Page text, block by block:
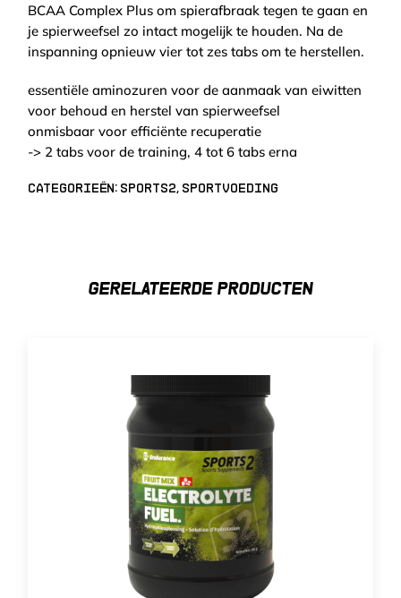
BCAA Complex Plus om spierafbraak tegen te gaan en
je spierweefsel zo intact mogelijk te houden. Na de
inspanning opnieuw vier tot zes tabs om te herstellen.
essentiële aminozuren voor de aanmaak van eiwitten
voor behoud en herstel van spierweefsel
onmisbaar voor efficiënte recuperatie
-> 2 tabs voor de training, 4 tot 6 tabs erna
Categorieën: Sports2, Sportvoeding
GERELATEERDE PRODUCTEN